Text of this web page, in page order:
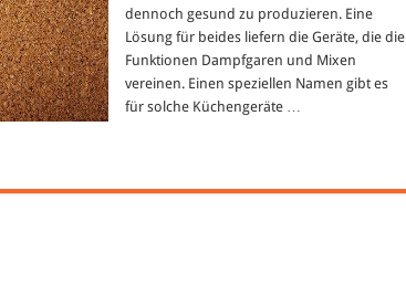
dennoch gesund zu produzieren. Eine
Lösung für beides liefern die Geräte, die die
Funktionen Dampfgaren und Mixen
vereinen. Einen speziellen Namen gibt es
für solche Küchengeräte …